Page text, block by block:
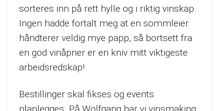
sorteres inn på rett hylle og i riktig vinskap.
Ingen hadde fortalt meg at en sommleier
håndterer veldig mye papp, så bortsett fra
en god vinåpner er en kniv mitt viktigeste
arbeidsredskap!
Bestillinger skal fikses og events
planlegges. På Wolfgang har vi vinsmaking